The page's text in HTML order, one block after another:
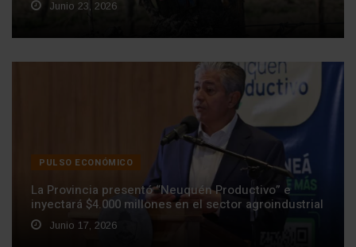
Junio 23, 2026
PULSO ECONÓMICO
La Provincia presentó “Neuquén Productivo” e
inyectará $4.000 millones en el sector agroindustrial
Junio 17, 2026